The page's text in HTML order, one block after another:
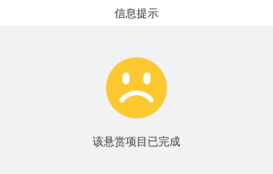
信息提示

该悬赏项目已完成